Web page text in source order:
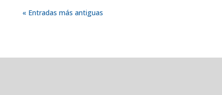
« Entradas más antiguas